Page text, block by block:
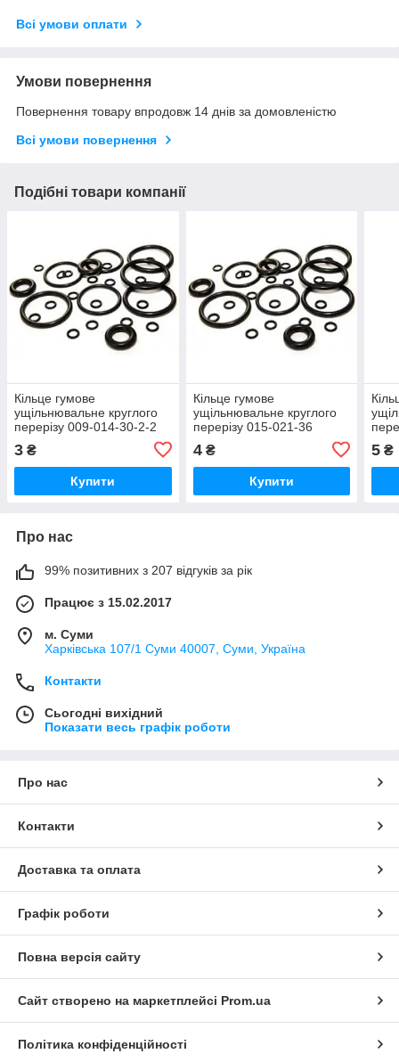
Всі умови оплати
Умови повернення
Повернення товару впродовж 14 днів за домовленістю
Всі умови повернення
Подібні товари компанії
Кільце гумове
ущільнювальне круглого
перерізу 009-014-30-2-2
3 ₴
Купити
Кільце гумове
ущільнювальне круглого
перерізу 015-021-36
4₴
Купити
5 ₴
Про нас
99% позитивних з 207 відгуків за рік
Працює з 15.02.2017
м. Суми
Харківська 107/1 Суми 40007, Суми, Україна
Контакти
Сьогодні вихідний
Показати весь графік роботи
Про нас
Контакти
Доставка та оплата
Графік роботи
Повна версія сайту
Сайт створено на маркетплейсі Prom.ua
Політика конфіденційності